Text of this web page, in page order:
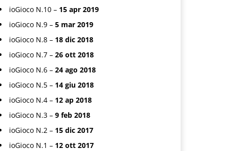
ioGioco N.10 – 15 apr 2019
ioGioco N.9 – 5 mar 2019
ioGioco N.8 – 18 dic 2018
ioGioco N.7 – 26 ott 2018
ioGioco N.6 – 24 ago 2018
ioGioco N.5 – 14 giu 2018
ioGioco N.4 – 12 ap 2018
ioGioco N.3 – 9 feb 2018
ioGioco N.2 – 15 dic 2017
ioGioco N.1 – 12 ott 2017